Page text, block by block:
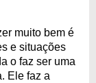
muito bem é
e situações
o faz ser uma
Ele faz a